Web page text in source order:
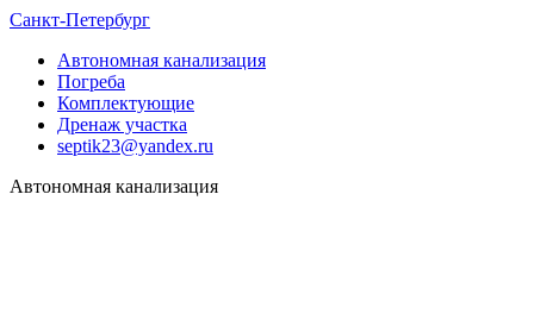
Санкт-Петербург
Автономная канализация
Погреба
Комплектующие
Дренаж участка
septik23@yandex.ru
Автономная канализация